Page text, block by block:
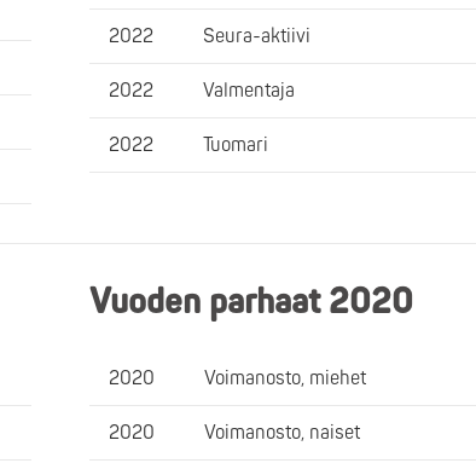
2022 Seura-aktiivi
2022 Valmentaja
2022 Tuomari
Vuoden parhaat 2020
2020 Voimanosto, miehet
2020 Voimanosto, naiset